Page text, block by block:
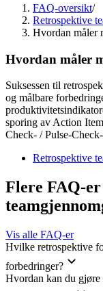
FAQ-oversikt/
Retrospektive
Hvordan måler
Hvordan måler
Suksessen til
og målbare
sporing av Action
Check- / Pulse-
Retrospektive
Flere FAQ-
Vis alle FAQ-er
Hvilke retrospektive
forbedringer?
Hvordan kan du